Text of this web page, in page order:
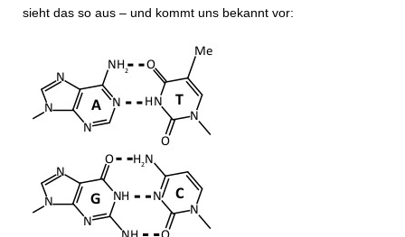
sieht das so aus – und kommt uns bekannt vor: